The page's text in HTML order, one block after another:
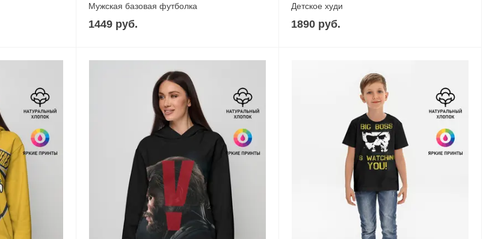
Мужская базовая футболка
1449 руб.
Детское худи
1890 руб.